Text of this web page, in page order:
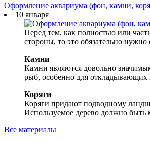
Оформление аквариума (фон, камни,
10 января
Перед тем, как полностью или
стороны, то это обязательно нужно
Камни
Камни являются довольно
рыб, особенно для откладывающих
Коряги
Коряги придают подводному
Используемое дерево должно
Все материалы